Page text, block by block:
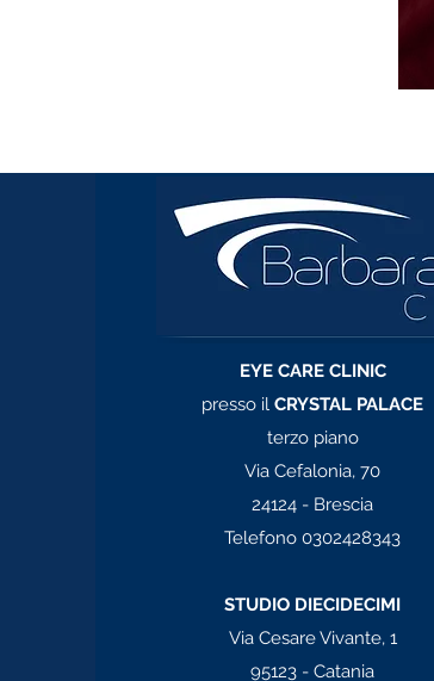
EYE CARE CLINIC
presso il CRYSTAL PALACE
terzo piano
Via Cefalonia, 70
24124 - Brescia
Telefono 0302428343
STUDIO DIECIDECIMI
Via Cesare Vivante, 1
95123 - Catania